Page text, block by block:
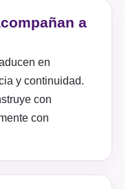
a
en
y continuidad.
con
con